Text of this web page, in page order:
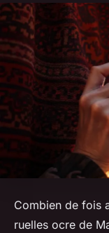
Combien de fois
ruelles ocre de